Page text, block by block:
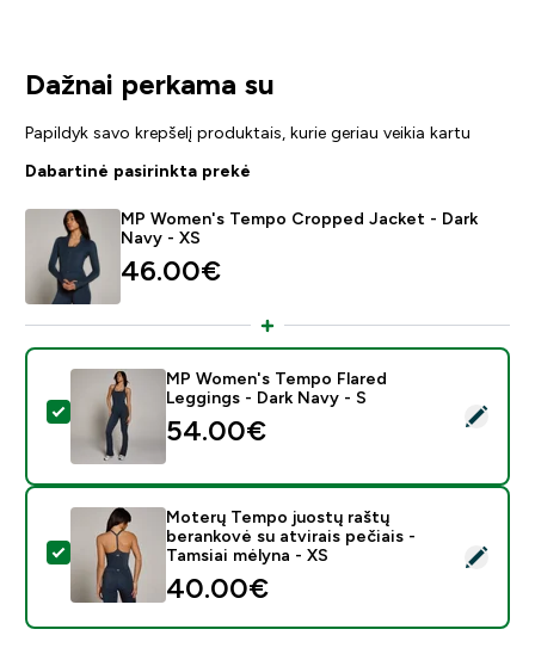
Dažnai perkama su
Papildyk savo krepšelį produktais, kurie geriau veikia kartu
Dabartinė pasirinkta prekė
MP Women's Tempo Cropped Jacket - Dark
Navy - XS
46.00€‎
Pasirinkti šį produktą - MP Women's Tempo Flared
MP Women's Tempo Flared
Leggings - Dark Navy - S
54.00€‎
Pasirinkti šį produktą - Moterų Tempo juostų raštų
Moterų Tempo juostų raštų
berankovė su atvirais pečiais -
Tamsiai mėlyna - XS
40.00€‎